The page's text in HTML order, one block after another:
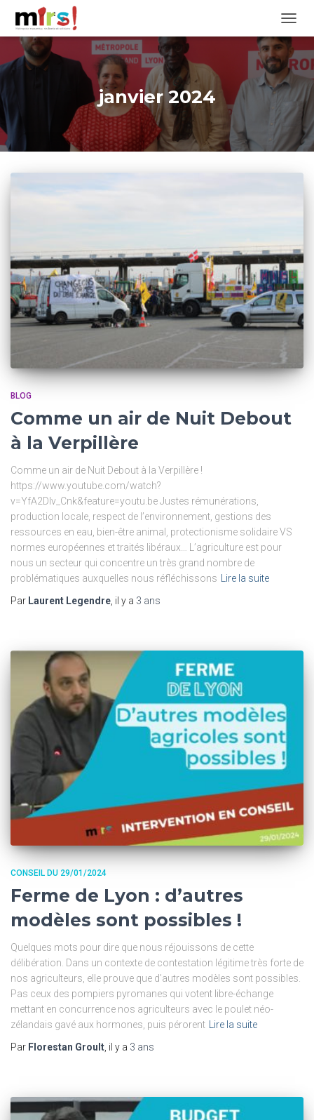
janvier 2024
BLOG
Comme un air de Nuit Debout
à la Verpillère
Comme un air de Nuit Debout à la Verpillère !
https://www.youtube.com/watch?
v=YfA2DIv_Cnk&feature=youtu.be Justes rémunérations,
production locale, respect de l’environnement, gestions des
ressources en eau, bien-être animal, protectionisme solidaire VS
normes européennes et traités libéraux… L’agriculture est pour
nous un secteur qui concentre un très grand nombre de
problématiques auxquelles nous réfléchissons
Lire la suite
Par Laurent Legendre , il y a 3 ans
CONSEIL DU 29/01/2024
Ferme de Lyon : d’autres
modèles sont possibles !
Quelques mots pour dire que nous réjouissons de cette
délibération. Dans un contexte de contestation légitime très forte de
nos agriculteurs, elle prouve que d’autres modèles sont possibles.
Pas ceux des pompiers pyromanes qui votent libre-échange
mettant en concurrence nos agriculteurs avec le poulet néo-
zélandais gavé aux hormones, puis pérorent Lire la suite
Par Florestan Groult, il y a 3 ans